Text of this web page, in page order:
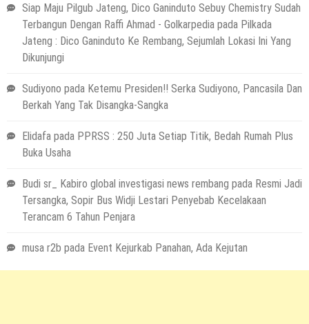
Siap Maju Pilgub Jateng, Dico Ganinduto Sebuy Chemistry Sudah
Terbangun Dengan Raffi Ahmad - Golkarpedia pada Pilkada
Jateng : Dico Ganinduto Ke Rembang, Sejumlah Lokasi Ini Yang
Dikunjungi
Sudiyono pada Ketemu Presiden!! Serka Sudiyono, Pancasila Dan
Berkah Yang Tak Disangka-Sangka
Elidafa pada PPRSS : 250 Juta Setiap Titik, Bedah Rumah Plus
Buka Usaha
Budi sr_ Kabiro global investigasi news rembang pada Resmi Jadi
Tersangka, Sopir Bus Widji Lestari Penyebab Kecelakaan
Terancam 6 Tahun Penjara
musa r2b pada Event Kejurkab Panahan, Ada Kejutan